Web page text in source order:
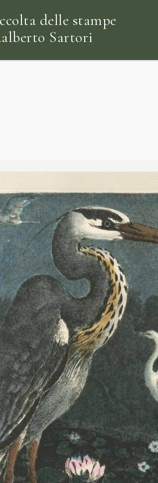
delle stampe
Sartori